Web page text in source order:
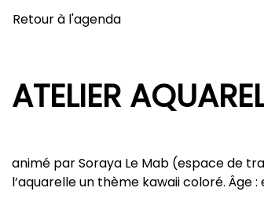
Retour à l'agenda
ATELIER
animé par Soraya Le Mab (espace de
l’aquarelle un thème kawaii coloré. Âge :